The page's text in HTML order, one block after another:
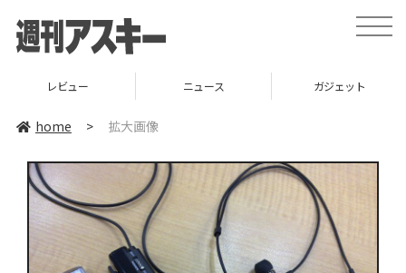
toggle
レビュー ニュース ガジェット
home > 拡大画像